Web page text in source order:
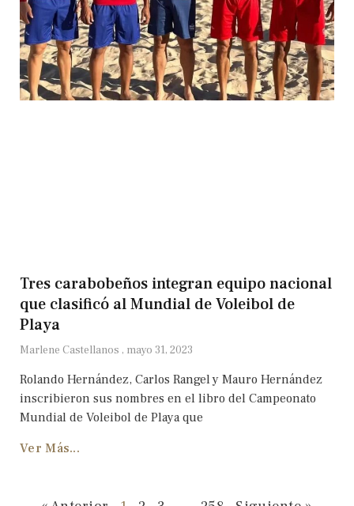
Tres carabobeños integran equipo nacional
que clasificó al Mundial de Voleibol de
Playa
Marlene Castellanos mayo 31, 2023
Rolando Hernández, Carlos Rangel y Mauro Hernández
inscribieron sus nombres en el libro del Campeonato
Mundial de Voleibol de Playa que
Ver Más...